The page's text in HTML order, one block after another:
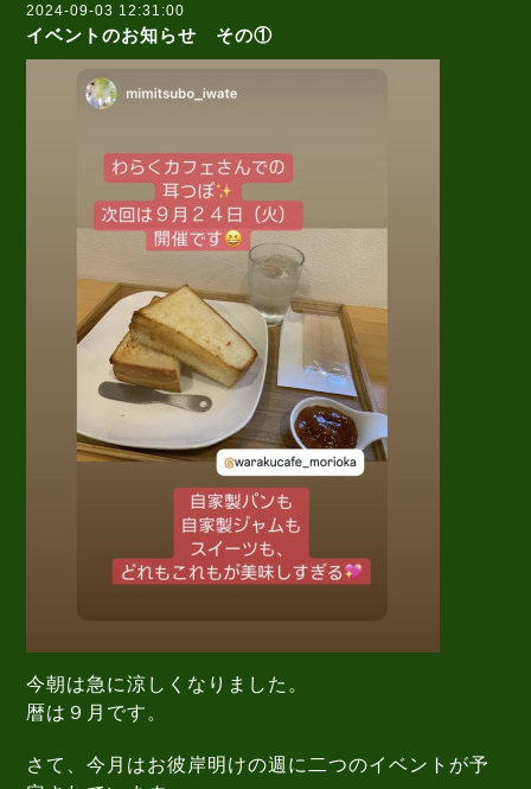
2024-09-03 12:31:00
イベントのお知らせ その①
今朝は急に涼しくなりました。
暦は９月です。
さて、今月はお彼岸明けの週に二つのイベントが予